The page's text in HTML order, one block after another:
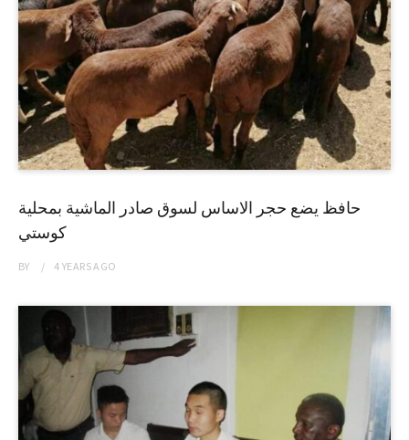
حافظ يضع حجر الاساس لسوق صادر الماشية بمحلية
كوستي
BY 4 YEARSAGO